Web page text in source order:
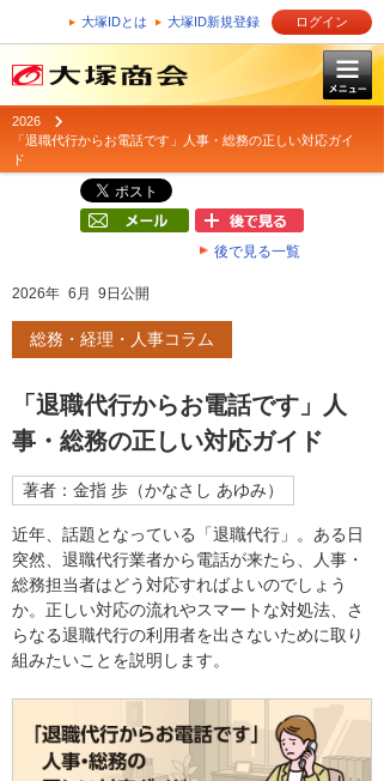
大塚IDとは 大塚ID新規登録 ログイン
2026
「退職代行からお電話です」人事・総務の正しい対応ガイ
ド
後で見る一覧
2026年 6月 9日公開
総務・経理・人事コラム
「退職代行からお電話です」人
事・総務の正しい対応ガイド
著者：金指 歩（かなさし あゆみ）
近年、話題となっている「退職代行」。ある日
突然、退職代行業者から電話が来たら、人事・
総務担当者はどう対応すればよいのでしょう
か。正しい対応の流れやスマートな対処法、さ
らなる退職代行の利用者を出さないために取り
組みたいことを説明します。